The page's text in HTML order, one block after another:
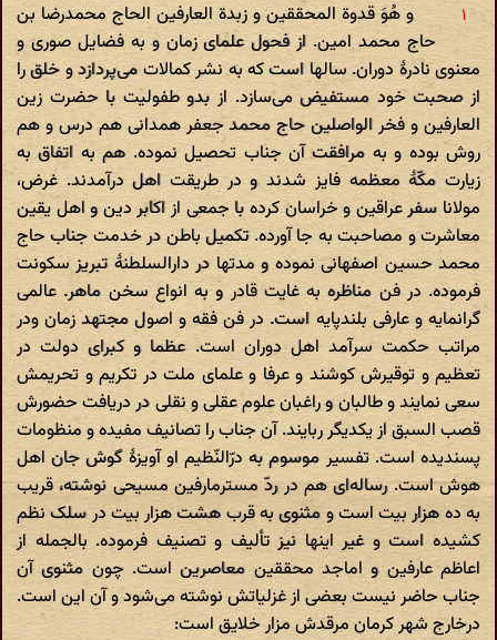
و هُوَ قدوة المحققین و زبدة العارفین الحاج محمدرضا بن
حاج محمد امین. از فحول علمای زمان و به فضایل صوری و
معنوی نادرهٔ دوران. سالها است که به نشر کمالات می‌پردازد و خلق را
از صحبت خود مستفیض می‌سازد. از بدو طفولیت با حضرت زین
العارفین و فخر الواصلین حاج محمد جعفر همدانی هم درس و هم
روش بوده و به مرافقت آن جناب تحصیل نموده. هم به اتفاق به
زیارت مکّهٔ معظمه فایز شدند و در طریقت اهل درآمدند. غرض،
مولانا سفر عراقین و خراسان کرده با جمعی از اکابر دین و اهل یقین
معاشرت و مصاحبت به جا آورده. تکمیل باطن در خدمت جناب حاج
محمد حسین اصفهانی نموده و مدتها در دارالسلطنهٔ تبریز سکونت
فرموده. در فن مناظره به غایت قادر و به انواع سخن ماهر. عالمی
گرانمایه و عارفی بلندپایه است. در فن فقه و اصول مجتهد زمان ودر
مراتب حکمت سرآمد اهل دوران است. عظما و کبرای دولت در
تعظیم و توقیرش کوشند و عرفا و علمای ملت در تکریم و تحریمش
سعی نمایند و طالبان و راغبان علوم عقلی و نقلی در دریافت حضورش
قصب السبق از یکدیگر ربایند. آن جناب را تصانیف مفیده و منظومات
پسندیده است. تفسیر موسوم به درّالنّظیم او آویزهٔ گوش جان اهل
هوش است. رساله‌ای هم در ردّ مسترمارفین مسیحی نوشته، قریب
به ده هزار بیت است و مثنوی به قرب هشت هزار بیت در سلک نظم
کشیده است و غیر اینها نیز تألیف و تصنیف فرموده. بالجمله از
اعاظم عارفین و اماجد محققین معاصرین است. چون مثنوی آن
جناب حاضر نیست بعضی از غزلیاتش نوشته می‌شود و آن این است.
درخارج شهر کرمان مرقدش مزار خلایق است: